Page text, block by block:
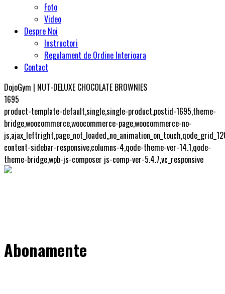
Foto
Video
Despre Noi
Instructori
Regulament de Ordine Interioara
Contact
DojoGym | NUT-DELUXE CHOCOLATE BROWNIES
1695
product-template-default,single,single-product,postid-1695,theme-
bridge,woocommerce,woocommerce-page,woocommerce-no-
content-sidebar-responsive,columns-4,qode-theme-ver-14.1,qode-
theme-bridge,wpb-js-composer js-comp-ver-5.4.7,vc_responsive
Abonamente